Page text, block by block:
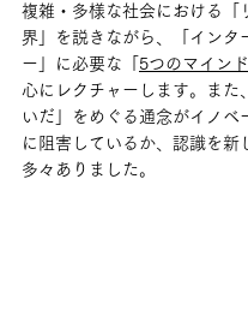
複雑・多様な社会における「
界」を説きながら、「インタ
ー」に必要な「 5つのマイン
心にレクチャーします。また
いだ」をめぐる通念がイノベ
に阻害しているか、認識を新
多々ありました。